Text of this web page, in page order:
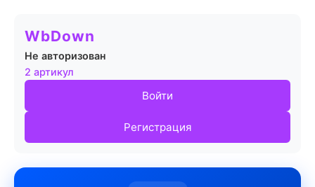
WbDown
Не авторизован
2 артикул
Войти
Регистрация